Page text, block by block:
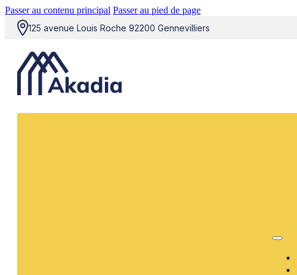
Passer au contenu principal Passer au pied de page
125 avenue Louis Roche 92200 Gennevilliers